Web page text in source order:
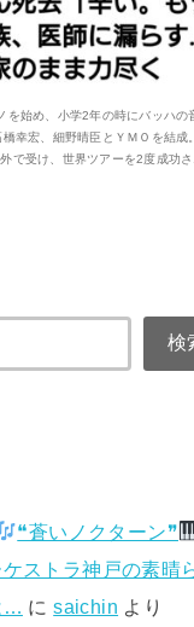
を始め、小学2年の時にバッハの
幸宏、細野晴臣とＹＭＯを結成
で受け、世界ツアーを2度成功
検
❝蒼いノクターン❞
ストラ神戸の素晴
… にsaichin より